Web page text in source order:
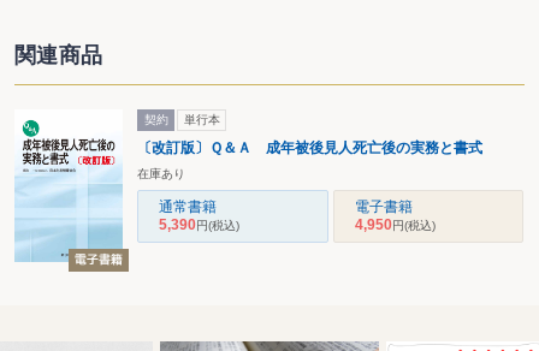
関連商品
契約 単行本
〔改訂版〕Ｑ＆Ａ 成年被後見人死亡後の実務と書式
在庫あり
通常書籍
5,390円(税込)
電子書籍
4,950円(税込)